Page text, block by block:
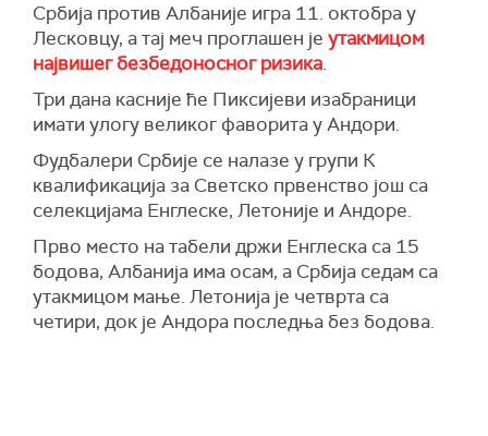
Србија против Албаније игра 11. октобра у
Лесковцу, а тај меч проглашен је утакмицом
највишег безбедоносног ризика.
Три дана касније ће Пиксијеви изабраници
имати улогу великог фаворита у Андори.
Фудбалери Србије се налазе у групи К
квалификација за Светско првенство још са
селекцијама Енглеске, Летоније и Андоре.
Прво место на табели држи Енглеска са 15
бодова, Албанија има осам, а Србија седам са
утакмицом мање. Летонија је четврта са
четири, док је Андора последња без бодова.